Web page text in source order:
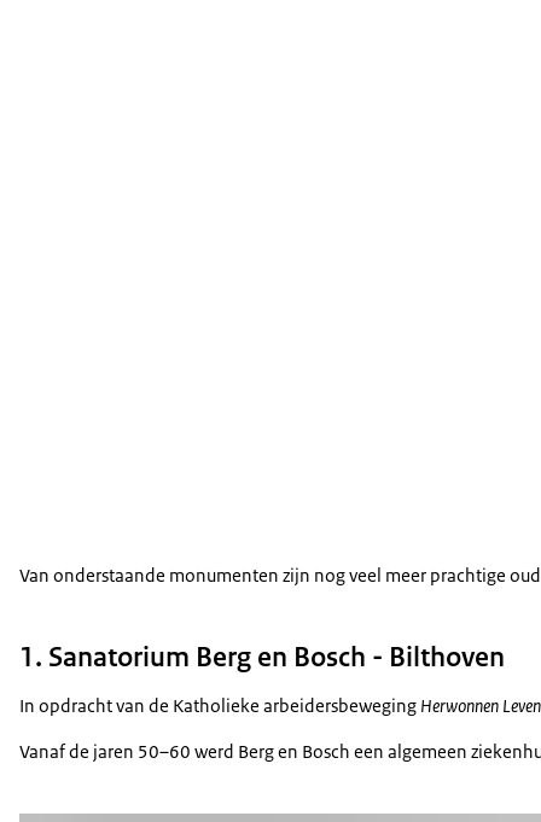
Van onderstaande monumenten zijn nog veel meer prachtige
1. Sanatorium Berg en Bosch - Bilthoven
In opdracht van de Katholieke arbeidersbeweging Herwonnen
Vanaf de jaren 50–60 werd Berg en Bosch een algemeen